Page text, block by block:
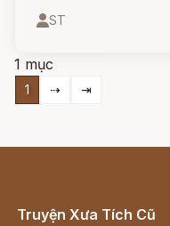
tham gia, Chúa
ST
1 mục
1 ⇢ ⇥
Truyện Xưa Tích Cũ